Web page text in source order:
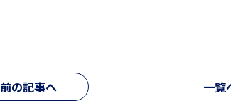
前の記事へ 一覧